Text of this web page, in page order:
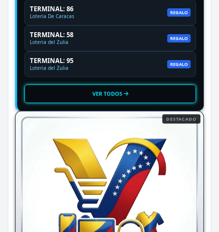
TERMINAL: 86
Loteria De Caracas
REGALO
TERMINAL: 58
Loteria del Zulia
REGALO
TERMINAL: 95
Loteria del Zulia
REGALO
VER TODOS
DESTACADO